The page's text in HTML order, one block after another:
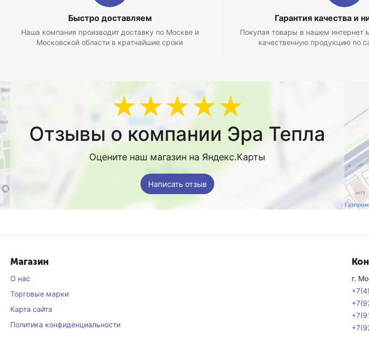
Быстро доставляем
Наша компания производит доставку по Москве и
Московской области в кратчайшие сроки
Гарантия качества и
Покупая товары в нашем интернет
качественную продукцию по
★★★★★
Отзывы о компании Эра Тепла
Оцените наш магазин на Яндекс.Карты
Написать отзыв
Магазин
О нас
Торговые марки
Карта сайта
Политика конфиденциальности
г.